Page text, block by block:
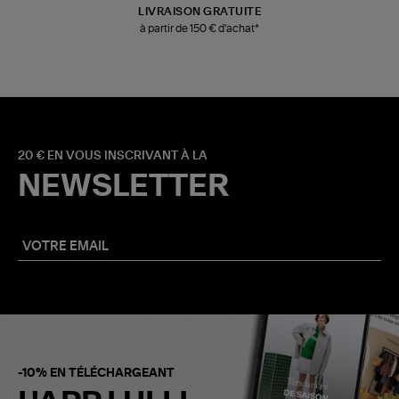
LIVRAISON GRATUITE
à partir de 150 € d'achat*
20 € EN VOUS INSCRIVANT À LA
NEWSLETTER
-10% EN TÉLÉCHARGEANT